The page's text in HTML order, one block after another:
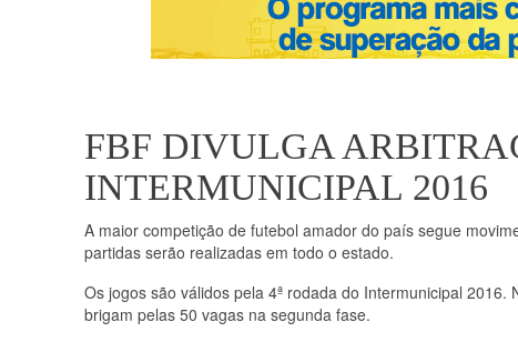
FBF DIVULGA
INTERMUNICIPAL 2016
A maior competição de futebol amador do país segue
partidas serão realizadas em todo o estado.
Os jogos são válidos pela 4ª rodada do Intermunicipal
brigam pelas 50 vagas na segunda fase.